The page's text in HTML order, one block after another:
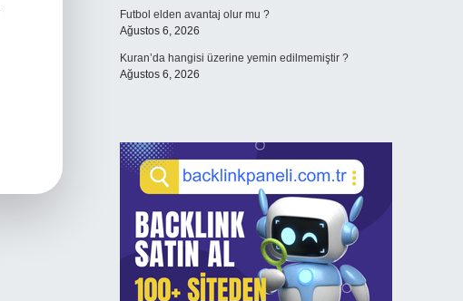
Futbol elden avantaj olur mu ?
Ağustos 6, 2026
Kuran’da hangisi üzerine yemin edilmemiştir ?
Ağustos 6, 2026